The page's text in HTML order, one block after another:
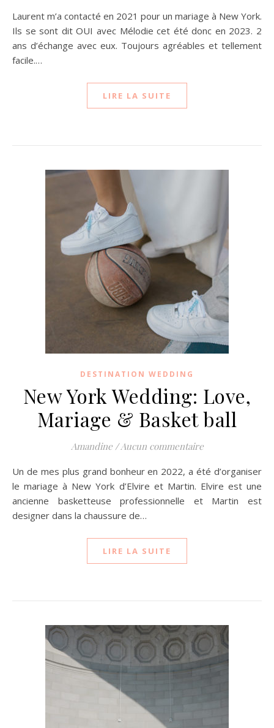
Laurent m’a contacté en 2021 pour un mariage à New York.
Ils se sont dit OUI avec Mélodie cet été donc en 2023. 2
ans d’échange avec eux. Toujours agréables et tellement
facile.…
LIRE LA SUITE
DESTINATION WEDDING
New York Wedding: Love,
Mariage & Basket ball
Amandine /Aucun commentaire
Un de mes plus grand bonheur en 2022, a été d’organiser
le mariage à New York d’Elvire et Martin. Elvire est une
ancienne basketteuse professionnelle et Martin est
designer dans la chaussure de…
LIRE LA SUITE